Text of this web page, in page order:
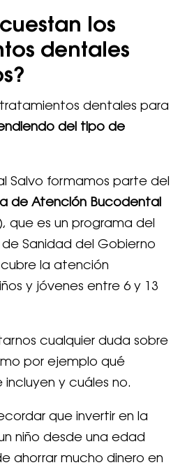
los
dentales
dentales para
del tipo de
Salvo formamos parte del
de Atención Bucodental
que es un programa del
Sanidad del Gobierno
la atención
y jóvenes entre 6 y 13
cualquier duda sobre
por ejemplo qué
y cuáles no.
que invertir en la
niño desde una edad
ahorrar mucho dinero en